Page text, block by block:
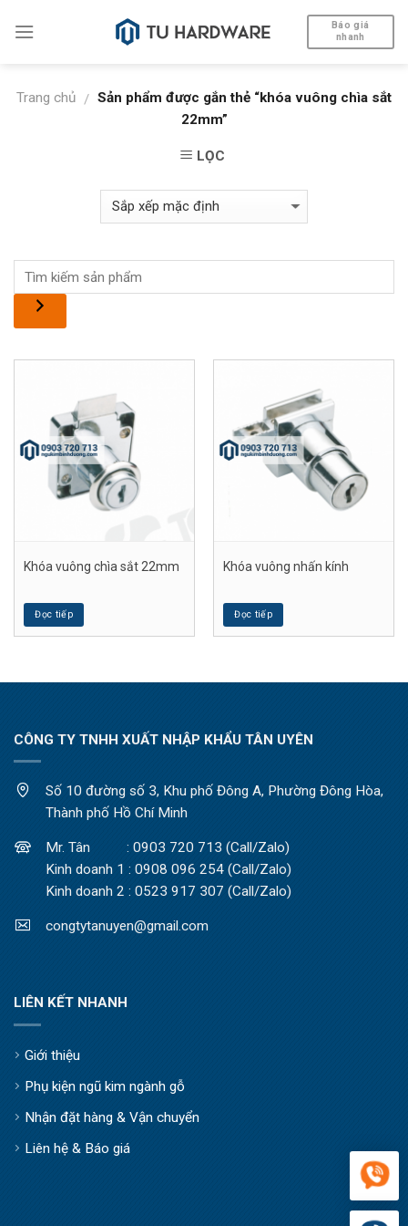
Báo giá
nhanh
Trang chủ / Sản phẩm được gắn thẻ “khóa vuông chìa sắt
22mm”
LỌC
Khóa vuông chìa sắt 22mm
Đọc tiếp
Khóa vuông nhấn kính
Đọc tiếp
CÔNG TY TNHH XUẤT NHẬP KHẨU TÂN UYÊN
Số 10 đường số 3, Khu phố Đông A, Phường Đông Hòa,
Thành phố Hồ Chí Minh
Mr. Tân : 0903 720 713 (Call/Zalo)
Kinh doanh 1 : 0908 096 254 (Call/Zalo)
Kinh doanh 2 : 0523 917 307 (Call/Zalo)
congtytanuyen@gmail.com
LIÊN KẾT NHANH
Giới thiệu
Phụ kiện ngũ kim ngành gỗ
Nhận đặt hàng & Vận chuyển
Liên hệ & Báo giá